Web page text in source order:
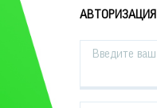
АВТОРИЗАЦИЯ
Введите